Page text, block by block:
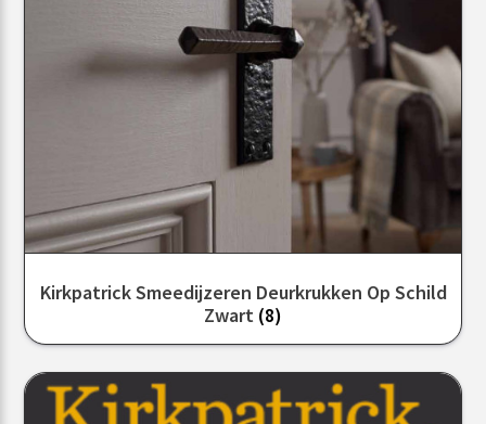
Kirkpatrick Smeedijzeren Deurkrukken Op Schild
Zwart (8)